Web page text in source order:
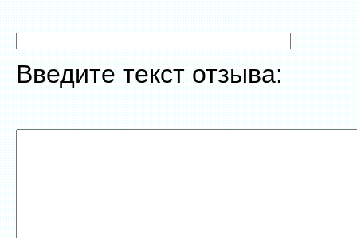
Введите текст отзыва: